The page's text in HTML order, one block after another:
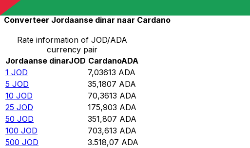
Converteer Jordaanse dinar naar Cardano
Rate information of JOD/ADA
currency pair
Jordaanse dinarJOD CardanoADA
1 JOD 7,03613 ADA
5 JOD 35,1807 ADA
10 JOD 70,3613 ADA
25 JOD 175,903 ADA
50 JOD 351,807 ADA
100 JOD 703,613 ADA
500 JOD 3.518,07 ADA